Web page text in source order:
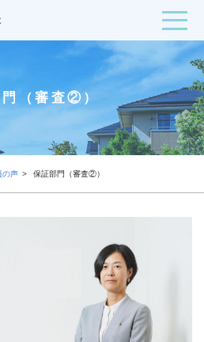
（審査②）
の声 保証部門（審査②）